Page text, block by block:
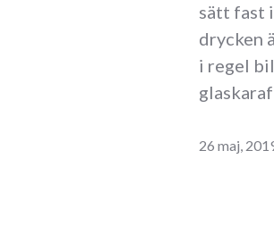
sätt fast
drycken
i regel
26 maj,